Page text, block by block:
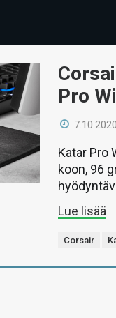
Pro
Katar Pro
koon, 96
Lue lisää
Corsair